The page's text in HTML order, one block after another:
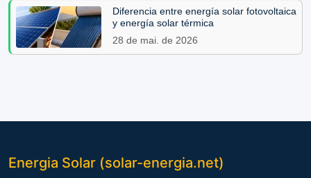
Diferencia entre energía solar fotovoltaica
y energía solar térmica
28 de mai. de 2026
Energia Solar (solar-energia.net)